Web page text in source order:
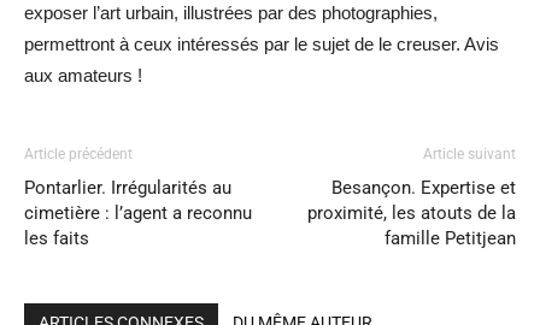
exposer l’art urbain, illustrées par des photographies,
permettront à ceux intéressés par le sujet de le creuser. Avis
aux amateurs !
Article précédent
Pontarlier. Irrégularités au
cimetière : l’agent a reconnu
les faits
Article suivant
Besançon. Expertise et
proximité, les atouts de la
famille Petitjean